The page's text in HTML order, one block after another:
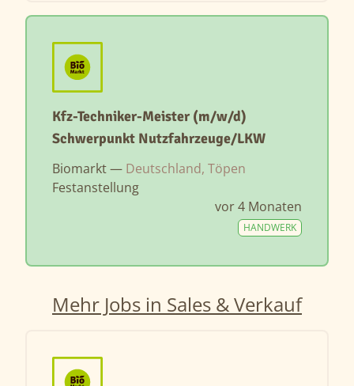
Kfz-Techniker-Meister (m/w/d)
Schwerpunkt Nutzfahrzeuge/LKW
Biomarkt — Deutschland, Töpen
Festanstellung
vor 4 Monaten
HANDWERK
Mehr Jobs in Sales & Verkauf